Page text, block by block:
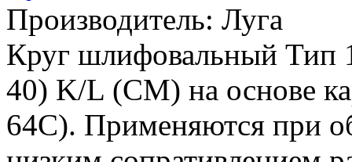
Производитель: Луга
Круг шлифовальный Тип
40) K/L (СМ) на основе
64С). Применяются при